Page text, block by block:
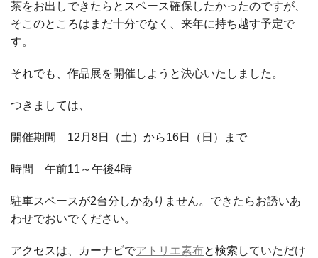
茶をお出しできたらとスペース確保したかったのですが、
そこのところはまだ十分でなく、来年に持ち越す予定で
す。
それでも、作品展を開催しようと決心いたしました。
つきましては、
開催期間 12月8日（土）から16日（日）まで
時間 午前11～午後4時
駐車スペースが2台分しかありません。できたらお誘いあ
わせでおいでください。
アクセスは、カーナビでアトリエ素布と検索していただけ